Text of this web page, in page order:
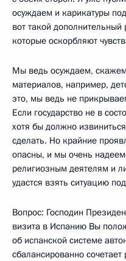
осуждаем и карикатуры
вот такой
которые оскорбляют
Мы ведь осуждаем,
материалов, например,
это, мы ведь не
Если государство не в
хотя бы должно
сделать. Но крайние
опасны, и мы очень
религиозным деятелям и
удастся взять ситуацию
Вопрос: Господин
визита в Испанию Вы
об испанской системе
сбалансированно